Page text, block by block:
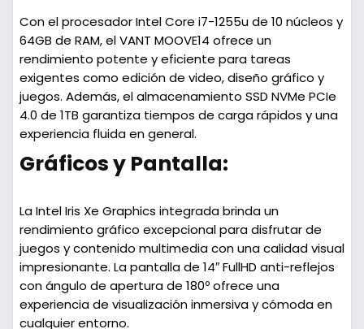
Con el procesador Intel Core i7-1255u de 10 núcleos y
64GB de RAM, el VANT MOOVE14 ofrece un
rendimiento potente y eficiente para tareas
exigentes como edición de video, diseño gráfico y
juegos. Además, el almacenamiento SSD NVMe PCIe
4.0 de 1TB garantiza tiempos de carga rápidos y una
experiencia fluida en general.
Gráficos y Pantalla:
La Intel Iris Xe Graphics integrada brinda un
rendimiento gráfico excepcional para disfrutar de
juegos y contenido multimedia con una calidad visual
impresionante. La pantalla de 14″ FullHD anti-reflejos
con ángulo de apertura de 180º ofrece una
experiencia de visualización inmersiva y cómoda en
cualquier entorno.